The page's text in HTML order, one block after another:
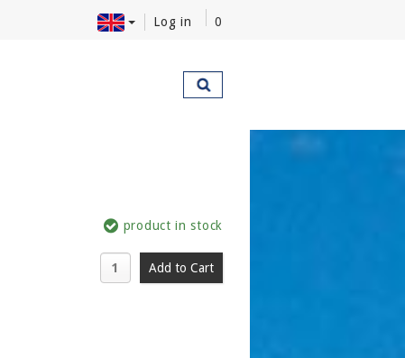
Log in 0
product in stock